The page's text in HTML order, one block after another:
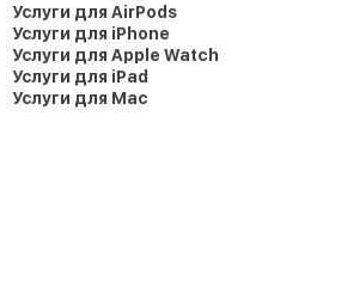
Услуги для AirPods
Услуги для iPhone
Услуги для Apple Watch
Услуги для iPad
Услуги для Mac